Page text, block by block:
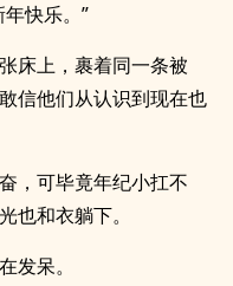
快乐。”
床上，裹着同一条被
信他们从认识到现在也
，可毕竟年纪小扛不
也和衣躺下。
发呆。